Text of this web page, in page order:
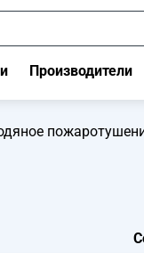
Производители